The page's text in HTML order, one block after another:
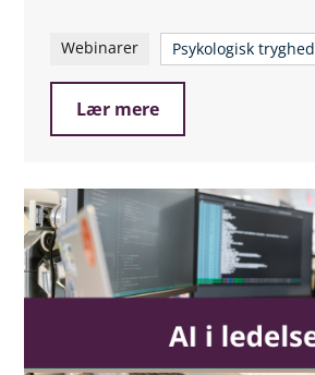
Webinarer Psykologisk tryghed
Lær mere